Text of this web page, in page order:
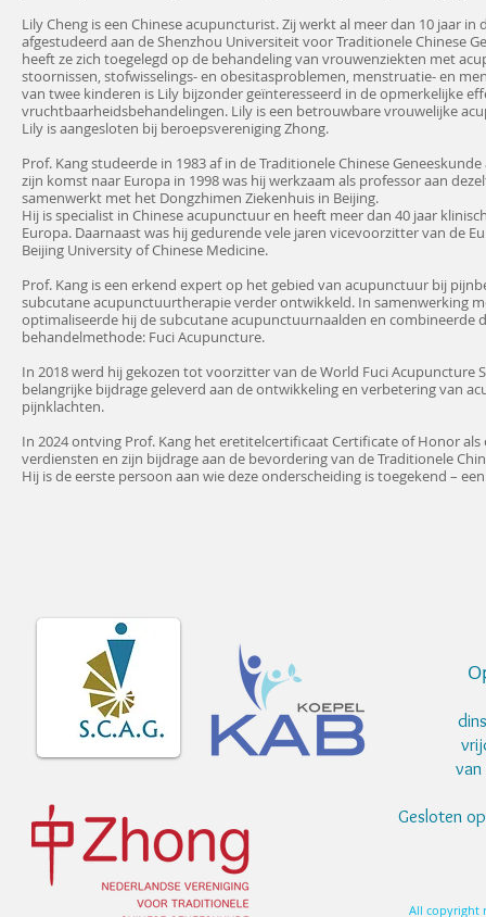
Lily Cheng is een Chinese acupuncturist. Zij werkt al meer dan 10 jaar in
afgestudeerd aan de Shenzhou Universiteit voor Traditionele Chinese
heeft ze zich toegelegd op de behandeling van vrouwenziekten met
stoornissen, stofwisselings- en obesitasproblemen, menstruatie- en
van twee kinderen is Lily bijzonder geïnteresseerd in de opmerkelijke
vruchtbaarheidsbehandelingen. Lily is een betrouwbare vrouwelijke
Lily is aangesloten bij beroepsvereniging Zhong.
Prof. Kang studeerde in 1983 af in de Traditionele Chinese
zijn komst naar Europa in 1998 was hij werkzaam als professor aan
samenwerkt met het Dongzhimen Ziekenhuis in Beijing.
Hij is specialist in Chinese acupunctuur en heeft meer dan 40 jaar
Europa. Daarnaast was hij gedurende vele jaren vicevoorzitter van de
Beijing University of Chinese Medicine.
Prof. Kang is een erkend expert op het gebied van acupunctuur bij
subcutane acupunctuurtherapie verder ontwikkeld. In samenwerking
optimaliseerde hij de subcutane acupunctuurnaalden en combineerde
behandelmethode: Fuci Acupuncture.
In 2018 werd hij gekozen tot voorzitter van de World Fuci Acupuncture
belangrijke bijdrage geleverd aan de ontwikkeling en verbetering van
pijnklachten.
In 2024 ontving Prof. Kang het eretitelcertificaat Certificate of Honor
verdiensten en zijn bijdrage aan de bevordering van de Traditionele
Hij is de eerste persoon aan wie deze onderscheiding is toegekend –
Gesloten
All copyright